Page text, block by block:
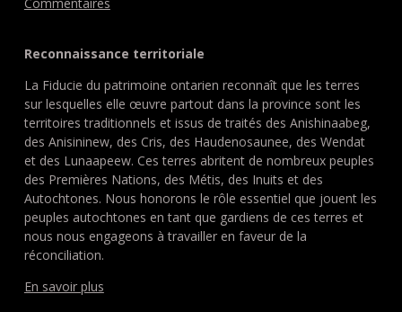
Reconnaissance territoriale
La Fiducie du patrimoine ontarien reconnaît que les terres
sur lesquelles elle œuvre partout dans la province sont les
territoires traditionnels et issus de traités des Anishinaabeg,
des Anisininew, des Cris, des Haudenosaunee, des Wendat
et des Lunaapeew. Ces terres abritent de nombreux peuples
des Premières Nations, des Métis, des Inuits et des
Autochtones. Nous honorons le rôle essentiel que jouent les
peuples autochtones en tant que gardiens de ces terres et
nous nous engageons à travailler en faveur de la
réconciliation.
En savoir plus